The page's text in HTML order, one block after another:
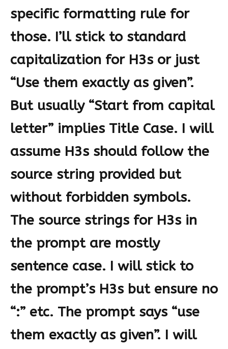
specific formatting rule for
those. I’ll stick to standard
capitalization for H3s or just
“Use them exactly as given”.
But usually “Start from capital
letter” implies Title Case. I will
assume H3s should follow the
source string provided but
without forbidden symbols.
The source strings for H3s in
the prompt are mostly
sentence case. I will stick to
the prompt’s H3s but ensure no
“:” etc. The prompt says “use
them exactly as given”. I will